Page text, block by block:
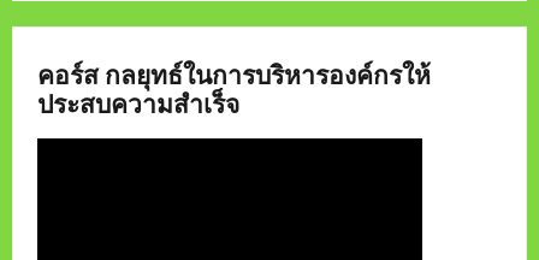
คอร์ส กลยุทธ์ในการบริหารองค์กรให้
ประสบความสำเร็จ